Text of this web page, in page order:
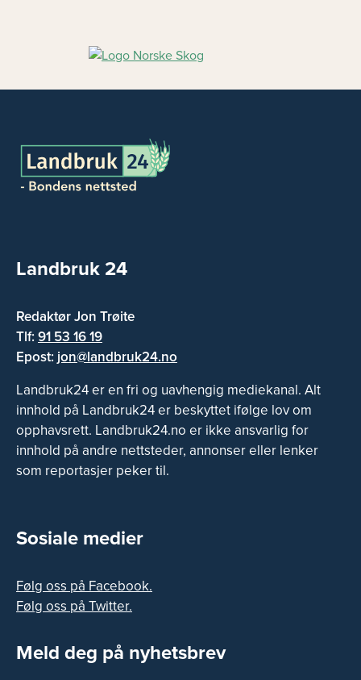
Landbruk 24
Redaktør Jon Trøite
Tlf:91 53 16 19
Epost: jon@landbruk24.no
Landbruk24 er en fri og uavhengig mediekanal. Alt
innhold på Landbruk24 er beskyttet ifølge lov om
opphavsrett. Landbruk24.no er ikke ansvarlig for
innhold på andre nettsteder, annonser eller lenker
som reportasjer peker til.
Sosiale medier
Følg oss på Facebook.
Følg oss på Twitter.
Meld deg på nyhetsbrev